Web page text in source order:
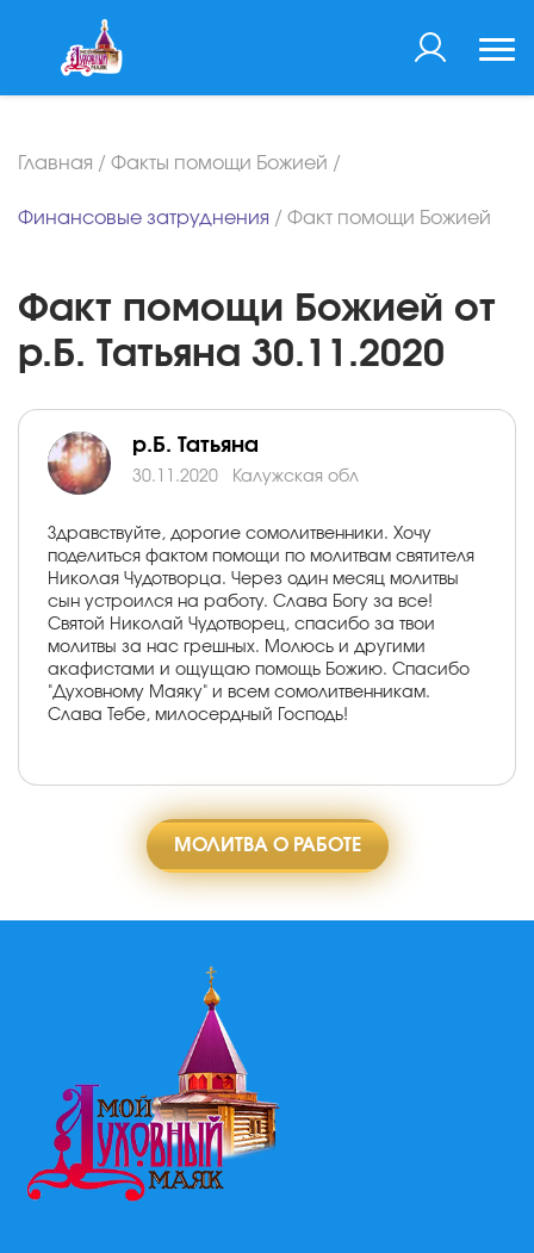
Главная / Факты помощи Божией /
Финансовые затруднения / Факт помощи Божией
Факт помощи Божией от
р.Б. Татьяна 30.11.2020
р.Б. Татьяна
30.11.2020 Калужская обл
Здравствуйте, дорогие сомолитвенники. Хочу
поделиться фактом помощи по молитвам святителя
Николая Чудотворца. Через один месяц молитвы
сын устроился на работу. Слава Богу за все!
Святой Николай Чудотворец, спасибо за твои
молитвы за нас грешных. Молюсь и другими
акафистами и ощущаю помощь Божию. Спасибо
"Духовному Маяку" и всем сомолитвенникам.
Слава Тебе, милосердный Господь!
МОЛИТВА О РАБОТЕ